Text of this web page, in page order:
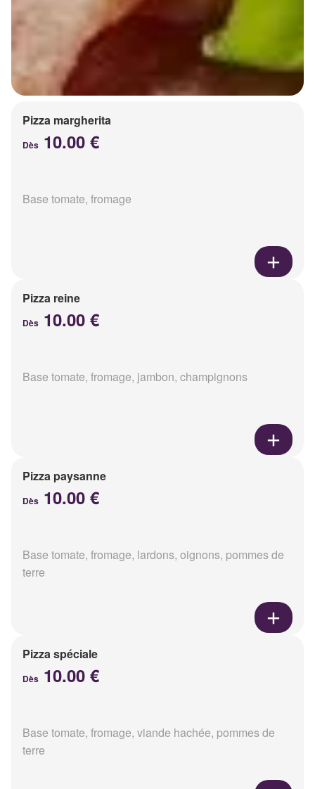
Pizza margherita
Dès 10.00 €
Base tomate, fromage
Pizza reine
Dès 10.00 €
Base tomate, fromage, jambon, champignons
Pizza paysanne
Dès 10.00 €
Base tomate, fromage, lardons, oignons, pommes de
terre
Pizza spéciale
Dès 10.00 €
Base tomate, fromage, viande hachée, pommes de
terre